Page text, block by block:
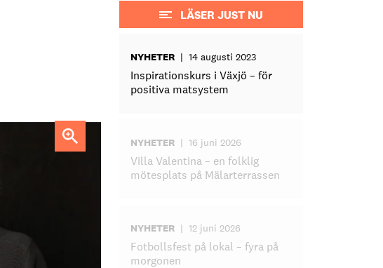
LÄSER JUST NU
NYHETER | 14 augusti 2023
Inspirationskurs i Växjö – för
positiva matsystem
NYHETER | 16 juni 2026
Villa Valentina – en folklig
mötesplats på Mälarterrassen
NYHETER | 12 juni 2026
Fotbollsfest på lokal – fyra på
morgonen